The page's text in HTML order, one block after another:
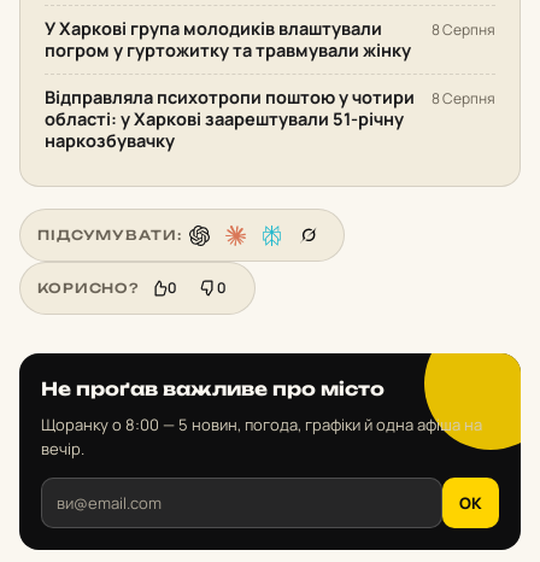
У Харкові група молодиків влаштували
погром у гуртожитку та травмували жінку
8 Серпня
Відправляла психотропи поштою у чотири
області: у Харкові заарештували 51-річну
наркозбувачку
8 Серпня
ПІДСУМУВАТИ:
КОРИСНО? 0 0
Не проґав важливе про місто
Щоранку о 8:00 — 5 новин, погода, графіки й одна афіша на
вечір.
OK